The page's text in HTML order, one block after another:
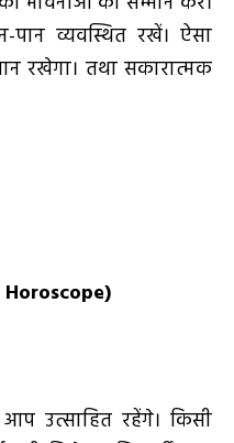
पान व्यवस्थित रखें। ऐसा
रखेगा। तथा सकारात्मक
उत्साहित रहेंगे। किसी